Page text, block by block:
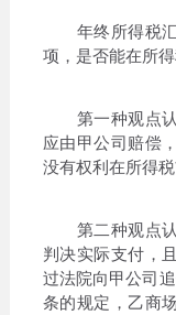
年终所得税汇
项，是否能在所
第一种观点认
应由甲公司赔偿
没有权利在所得
第二种观点认
判决实际支付，
过法院向甲公司
条的规定，乙商